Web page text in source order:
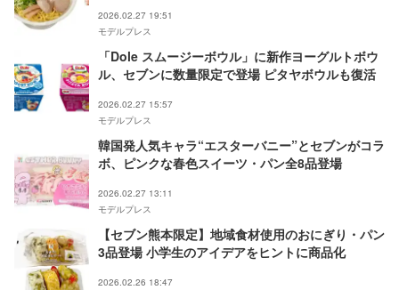
2026.02.27 19:51
モデルプレス
「Dole スムージーボウル」に新作ヨーグルトボウ
ル、セブンに数量限定で登場 ピタヤボウルも復活
2026.02.27 15:57
モデルプレス
韓国発人気キャラ“エスターバニー”とセブンがコラ
ボ、ピンクな春色スイーツ・パン全8品登場
2026.02.27 13:11
モデルプレス
【セブン熊本限定】地域食材使用のおにぎり・パン
3品登場 小学生のアイデアをヒントに商品化
2026.02.26 18:47